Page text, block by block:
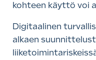
kohteen käyttö voi
Digitaalinen
alkaen